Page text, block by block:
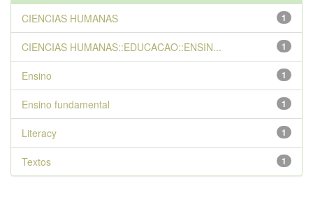
1
CIENCIAS HUMANAS
1
CIENCIAS HUMANAS::EDUCACAO::ENSIN...
1
Ensino
1
Ensino fundamental
1
Literacy
1
Textos